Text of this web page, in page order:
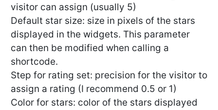
visitor can assign (usually 5)
Default star size: size in pixels of the stars
displayed in the widgets. This parameter
can then be modified when calling a
shortcode.
Step for rating set: precision for the visitor to
assign a rating (I recommend 0.5 or 1)
Color for stars: color of the stars displayed